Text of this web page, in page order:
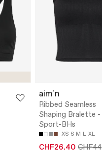
aim´n
Ribbed Seamless
Shaping Bralette -
Sport-BHs
XS S M L XL
CHF26.40 CHF44